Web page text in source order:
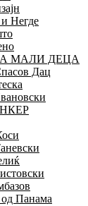
Негде
МАЛИ ДЕЦА
Дац
од Панама